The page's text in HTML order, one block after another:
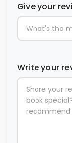
Give your
Write your